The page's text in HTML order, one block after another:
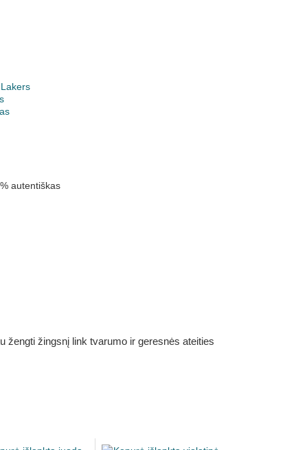
autentiškas
žengti žingsnį link tvarumo ir geresnės ateities